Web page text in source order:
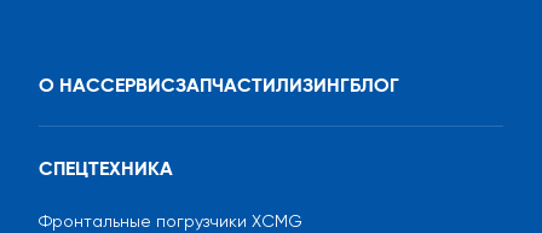
О НАССЕРВИСЗАПЧАСТИЛИЗИНГБЛОГ
СПЕЦТЕХНИКА
Фронтальные погрузчики XCMG